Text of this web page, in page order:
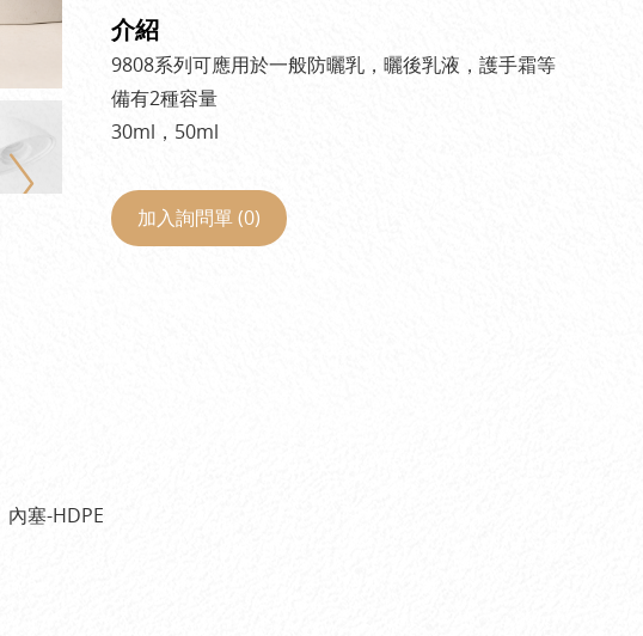
介紹
9808系列可應用於一般防曬乳，曬後乳液，護手霜等
備有2種容量
30ml，50ml
加入詢問單 (0)
塞-HDPE